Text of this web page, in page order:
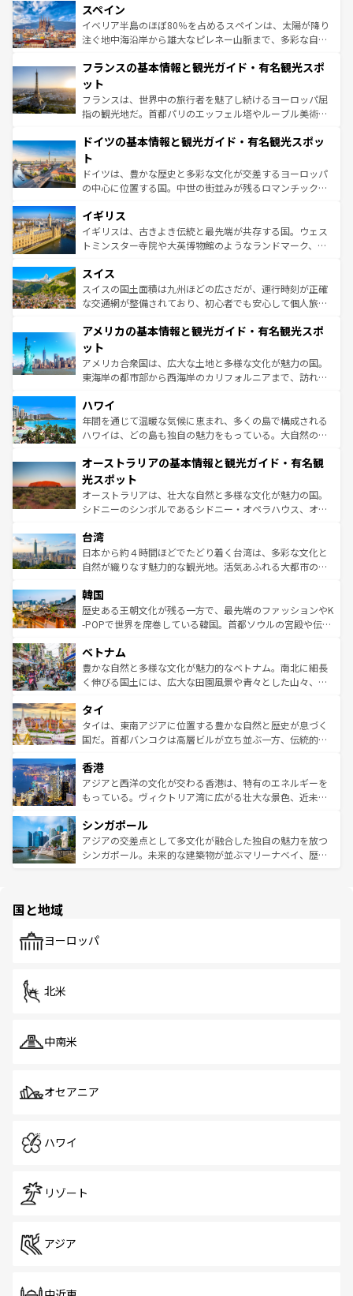
ろん、トスカーナの美しい田園風景やアマルフィ海岸の絶
景など、自然景観も見逃せない。観光の合間には、本場の
ピザやパスタなど、絶品のイタリア料理を堪能することも
ませてくれるイタリアで、忘れられない旅をしてみよう！
なお、新着のイタリア情報は
しい。
スペイン
イベリア半島のほぼ80％を占めるスペインは、太陽が降り
注ぐ地中海沿岸から雄大なピレネー山脈まで、多彩な自然
文化が根付くこの国では、情熱的なフラメンコ、熱気あふ
れる闘牛、そして美味しいタパスが生活の一部となってい
る。首都マドリードの洗練された雰囲気や、バルセロナの
アートに溢れた街角から、地方では古代ローマ遺跡や中世
せる。地方によって風土や気候が異なるスペインはその個
ンテンツ一覧 を参照してほしい。
フランスの基本情報と観光ガイド・有名観光スポ
ット
フランスは、世界中の旅行者を魅了し続けるヨーロッパ屈
指の観光地だ。首都パリのエッフェル塔やルーブル美術館
で、幅広い魅力が詰まっている。華麗な宮殿、歴史的な大
聖堂、美しいビーチ、そして豊かな自然が、訪れる者を心
から魅了する。また、フランスは美食の国としても知ら
れ、フランス料理はユネスコ無形文化遺産にも登録されて
香り高いラベンダー畑など、多彩な楽しみ方が可能だ。さ
らに、パリ以外の地域にも魅力が溢れており、どの街角に
も豊かな歴史と文化が息づいている。パリ以外の個性あふ
を参照してほしい。
ドイツの基本情報と観光ガイド・有名観光スポッ
ト
ドイツは、豊かな歴史と多彩な文化が交差するヨーロッパ
の中心に位置する国。中世の街並みが残るロマンチック街
顔を持つこの国は、どこを歩いても飽きることがない。ベ
ルリンの文化的活気、バイエルン州のアルプスの絶景、そ
してライン川沿いのワイン畑といった風景は必見。ビール
は、お酒好きな人にはぜひ体験してほしい。 なお、新着の
ドイツ情報はコンテンツ一覧を参照してほしい。
イギリス
イギリスは、古きよき伝統と最先端が共存する国。ウェス
トミンスター寺院や大英博物館のようなランドマーク、歴
リアごとに異なる魅力がある。また、優雅なアフタヌーン
ティー、ビール好きにはたまらない英国パブ、サッカー観
戦など、本場だからこそできる体験も豊富。イギリスを旅
ンツ一覧を参照してほしい。
スイス
スイスの国土面積は九州ほどの広さだが、運行時刻が正確
な交通網が整備されており、初心者でも安心して個人旅行
の建物がそのまま残る町や、スイスならではのユニークな
博物館もあり、アルプス観光だけでなく町歩きも満喫する
ことができる。国民の所得が高いため物価も高いが、旅行
者向けの交通パス提供のサービスもあり、うまく活用すれ
着のスイス情報は
アメリカの基本情報と観光ガイド・有名観光スポ
ット
アメリカ合衆国は、広大な土地と多様な文化が魅力の国。
東海岸の都市部から西海岸のカリフォルニアまで、訪れる
のような巨大都市は、観光、ショッピング、エンターテイ
ンメントが詰まった刺激的なスポットだ。一方、アメリカ
西部には大自然が広がり、グランドキャニオンやイエロー
部のニューオーリンズでは、音楽と美食が融合した独特の
文化が魅力。旅行者はアメリカの各地域で異なる魅力を楽
しみながら、その多様性と豊かな歴史を感じることができ
るだろう。車でのロードトリップや列車の旅も、アメリカ
情報は
ハワイ
年間を通じて温暖な気候に恵まれ、多くの島で構成される
ハワイは、どの島も独自の魅力をもっている。大自然の神
ワイ島は見逃せない。また、定番の観光地といえばオアフ
島だが、静かな自然を求めるならマウイ島やカウアイ島が
おすすめ。エメラルドグリーンに輝く海をはじめ、豊かな
文化や歴史が息づいている。「アロハスピリット」と呼ば
人々、おいしいローカルフードやハワイアンミュージッ
ク、伝統的なフラダンスなど、すべてがハワイの魅力を彩
っている。訪れるたびに新しい発見と感動が待っているハ
はコンテンツ一覧
オーストラリアの基本情報と観光ガイド・有名観
光スポット
オーストラリアは、壮大な自然と多様な文化が魅力の国。
シドニーのシンボルであるシドニー・オペラハウス、オー
リアリーフや大陸中央部にそびえるウルル（エアーズロッ
ク）、タスマニアの美しい原生林やケアンズの熱帯雨林な
ど、見どころがたくさん。また、カフェやワイン、オージ
いる。アクティビティも充実しており、サーフィンやダイ
ビング、ハイキングなど、アウトドア好きにはたまらな
い。オーストラリアの多彩な魅力を存分に味わいつくそ
参照してほしい。
台湾
日本から約４時間ほどでたどり着く台湾は、多彩な文化と
自然が織りなす魅力的な観光地。活気あふれる大都市の台
ン）、静ひつな山岳地帯である台湾東部など、都市の喧騒
と山間の静けさが共存しており、訪れる人に新しい発見と
驚きをもたらしてくれる。また、奥深い台湾の食文化も魅
容にもいいと評判のスイーツなど、バラエティ豊かな料理
が味わえる。 なお、新着の台湾情報は コンテンツ一覧を参
照してほしい。
韓国
歴史ある王朝文化が残る一方で、最先端のファッションやK
-POPで世界を席巻している韓国。首都ソウルの宮殿や伝統
き、地方に足を延ばせば四季折々の自然美を楽しむことが
できる。そして、キムチや焼肉、絶品のストリートフード
まで、さまざまな韓国料理が待っている。夜には、韓国な
リティに包まれながら、韓国の多彩な魅力を心ゆくまで味
わってみてほしい。 なお、新着の韓国情報はコンテンツ一
覧を参照してほしい。
ベトナム
豊かな自然と多様な文化が魅力的なベトナム。南北に細長
く伸びる国土には、広大な田園風景や青々とした山々、世
急速な発展と共に伝統が息づく。ハノイの古い町並みやホ
ーチミン市のフランス統治時代の建物も、独特の雰囲気を
醸し出している。また、バラエティの豊かさとおいしさで
とつ。フォーやバインミー、ベトナムコーヒーなどは、ぜ
ひ現地で味わいたい。どの地域を訪れてもあたたかい人々
が旅行者を迎えてくれるので、きっと忘れられない旅にな
参照してほしい。
タイ
タイは、東南アジアに位置する豊かな自然と歴史が息づく
国だ。首都バンコクは高層ビルが立ち並ぶ一方、伝統的な
の活気が交差している。北部ではチェンマイなどの山岳地
帯で自然と触れ合い、南部ではプーケットやクラビの美し
いビーチでリゾート気分を楽しむことができる。タイ料理
激する。気候は一年中温暖で、どの季節にも異なる楽しみ
が待っている。親しみやすいタイの人々、仏教を中心とし
た文化、そして多様な観光資源が、訪れる旅人を魅了し続
香港
アジアと西洋の文化が交わる香港は、特有のエネルギーを
もっている。ヴィクトリア湾に広がる壮大な景色、近未来
み、どこを訪れても感動するはず。観光スポットが密集し
ており、効率よく見どころを回れるのも魅力。息をのむよ
うな絶景から文化的な体験まで、香港を存分に楽しみ尽く
シンガポール
アジアの交差点として多文化が融合した独自の魅力を放つ
シンガポール。未来的な建築物が並ぶマリーナベイ、歴史
で、ホーカーズは地元の風情を楽しめる外せないスポット
国と地域
ヨーロッパ
北米
中南米
オセアニア
ハワイ
リゾート
アジア